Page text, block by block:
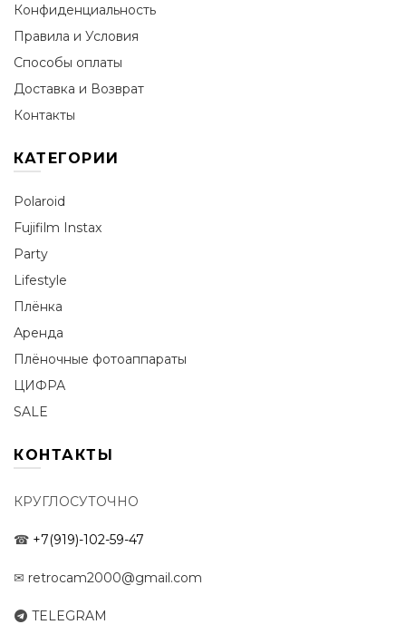
Конфиденциальность
Правила и Условия
Способы оплаты
Доставка и Возврат
Контакты
КАТЕГОРИИ
Polaroid
Fujifilm Instax
Party
Lifestyle
Плёнка
Аренда
Плёночные фотоаппараты
ЦИФРА
SALE
КОНТАКТЫ
КРУГЛОСУТОЧНО
☎ +7(919)-102-59-47
✉ retrocam2000@gmail.com
TELEGRAM